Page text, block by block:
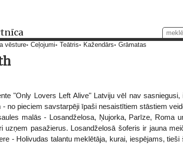
vēsture Ceļojumi Teātris Kažendārs Grāmatas
"Only Lovers Left Alive" Latviju vēl nav
no pieciem savstarpēji īpaši nesaistītiem stāstiem
malās - Losandželosa, Ņujorka, Parīze, Roma
uzņem pasažierus. Losandželosā šoferis ir jauna
- Holivudas talantu meklētāja, kurai, iespējams,